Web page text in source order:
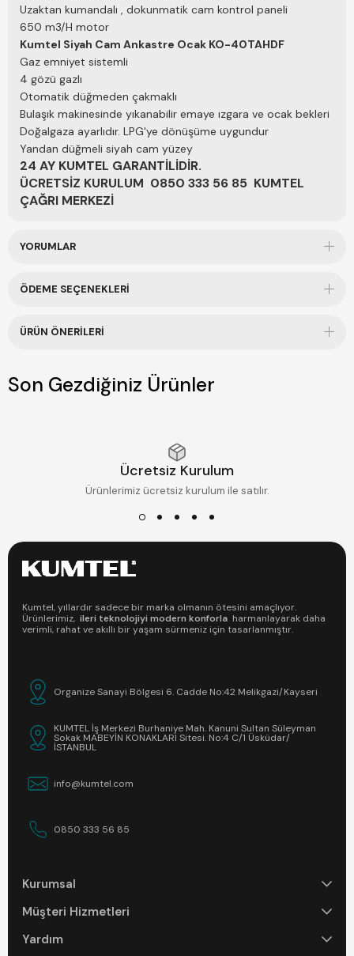
Uzaktan kumandalı , dokunmatik cam kontrol paneli
650 m3/H motor
Kumtel Siyah Cam Ankastre Ocak KO-40TAHDF
Gaz emniyet sistemli
4 gözü gazlı
Otomatik düğmeden çakmaklı
Bulaşık makinesinde yıkanabilir emaye ızgara ve ocak bekleri
Doğalgaza ayarlıdır. LPG'ye dönüşüme uygundur
Yandan düğmeli siyah cam yüzey
24 AY KUMTEL GARANTİLİDİR.
ÜCRETSİZ KURULUM 0850 333 56 85 KUMTEL
ÇAĞRI MERKEZİ
YORUMLAR
ÖDEME SEÇENEKLERI
ÜRÜN ÖNERILERI
Son Gezdiğiniz Ürünler
Ücretsiz Kurulum
Ürünlerimiz ücretsiz kurulum ile satılır.
Kumtel, yıllardır sadece bir marka olmanın ötesini amaçlıyor.
Ürünlerimiz, ileri teknolojiyi modern konforla harmanlayarak daha
verimli, rahat ve akıllı bir yaşam sürmeniz için tasarlanmıştır.
Organize Sanayi Bölgesi 6. Cadde No:42 Melikgazi/Kayseri
KUMTEL İş Merkezi Burhaniye Mah. Kanuni Sultan Süleyman
Sokak MABEYİN KONAKLARI Sitesi. No:4 C/1 Üsküdar/
İSTANBUL
info@kumtel.com
0850 333 56 85
Kurumsal
Müşteri Hizmetleri
Yardım